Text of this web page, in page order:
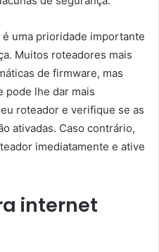
uma prioridade importante
Muitos roteadores mais
de firmware, mas
pode lhe dar mais
roteador e verifique se as
ativadas. Caso contrário,
imediatamente e ative
internet